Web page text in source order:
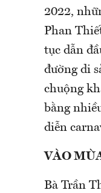
2022,
Phan
tục dẫn
đường di
chuộng
bằng
diễn
VÀO
Bà Trần